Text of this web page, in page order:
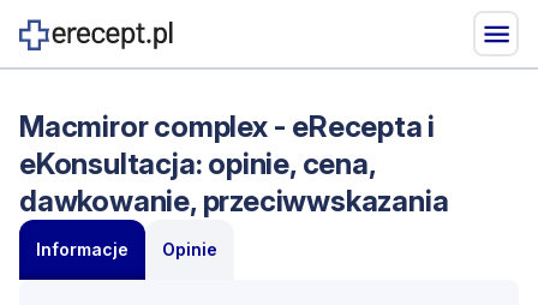
Macmiror complex - eRecepta i
eKonsultacja: opinie, cena,
dawkowanie, przeciwwskazania
Informacje Opinie